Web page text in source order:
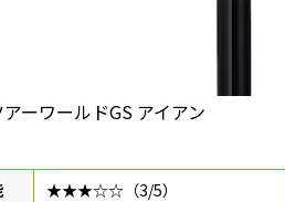
ーワールドGS アイアン
★★★☆☆（3/5）